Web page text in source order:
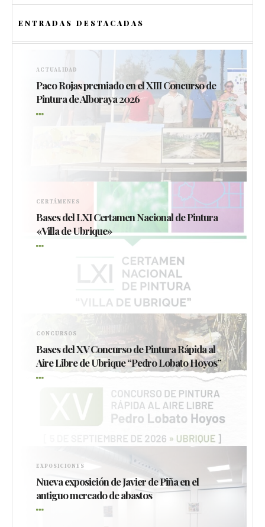
ENTRADAS DESTACADAS
ACTUALIDAD
Paco Rojas premiado en el XIII Concurso de
Pintura de Alboraya 2026
CERTÁMENES
Bases del LXI Certamen Nacional de Pintura
«Villa de Ubrique»
CONCURSOS
Bases del XV Concurso de Pintura Rápida al
Aire Libre de Ubrique “Pedro Lobato Hoyos”
EXPOSICIONES
Nueva exposición de Javier de Piña en el
antiguo mercado de abastos